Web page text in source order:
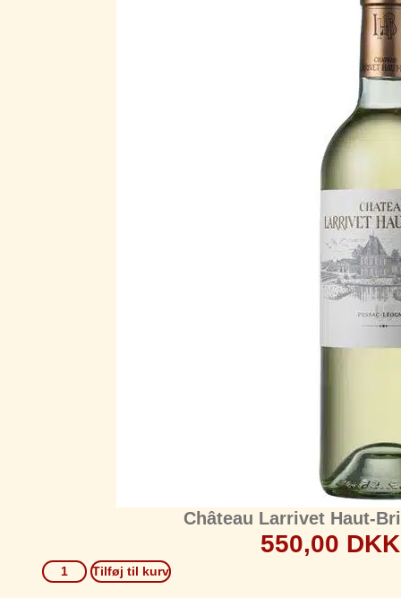
Château Larrivet Haut-
550,00 DKK
Tilføj til kurv